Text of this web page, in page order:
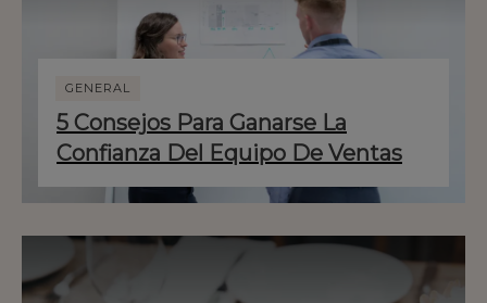
GENERAL
5 Consejos Para Ganarse La
Confianza Del Equipo De Ventas